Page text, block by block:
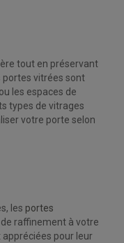
tout en préservant
portes vitrées sont
les espaces de
types de vitrages
votre porte selon
les portes
raffinement à votre
pour leur